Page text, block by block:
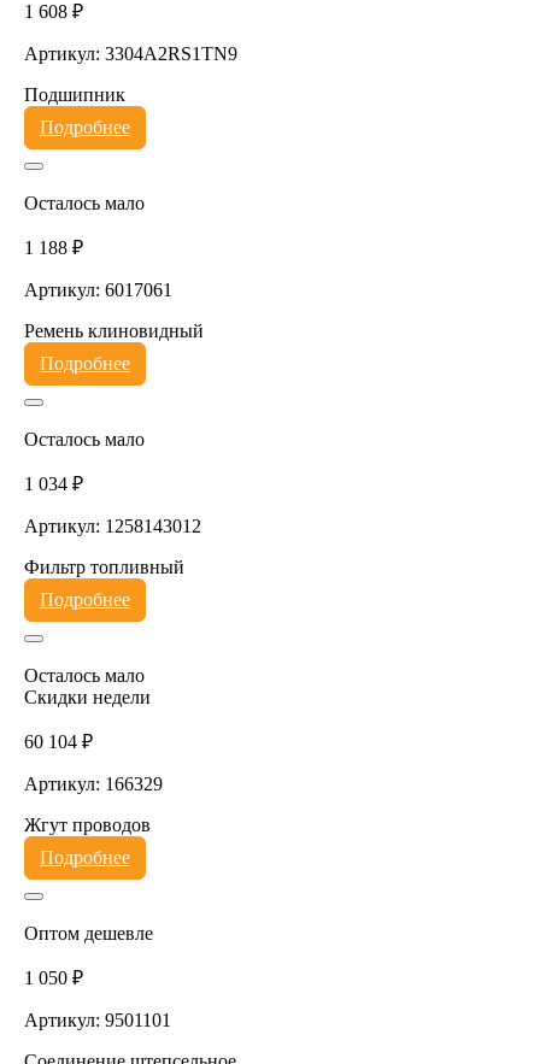
1 608 ₽
Артикул: 3304A2RS1TN9
Подшипник
Подробнее
Осталось мало
1 188 ₽
Артикул: 6017061
Ремень клиновидный
Подробнее
Осталось мало
1 034 ₽
Артикул: 1258143012
Фильтр топливный
Подробнее
Осталось мало
Скидки недели
60 104 ₽
Артикул: 166329
Жгут проводов
Подробнее
Оптом дешевле
1 050 ₽
Артикул: 9501101